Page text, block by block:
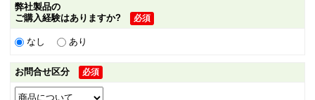
弊社製品の
ご購入経験はありますか?
必須
なし あり
お問合せ区分 必須